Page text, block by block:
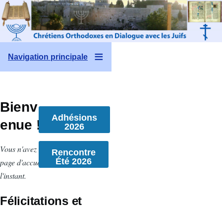
Aller au contenu principal
Navigation principale
Bienv
enue !
Vous n'avez créé aucune
page d'accueil pour
l'instant.
Félicitations et
Adhésions
2026
Rencontre
Été 2026